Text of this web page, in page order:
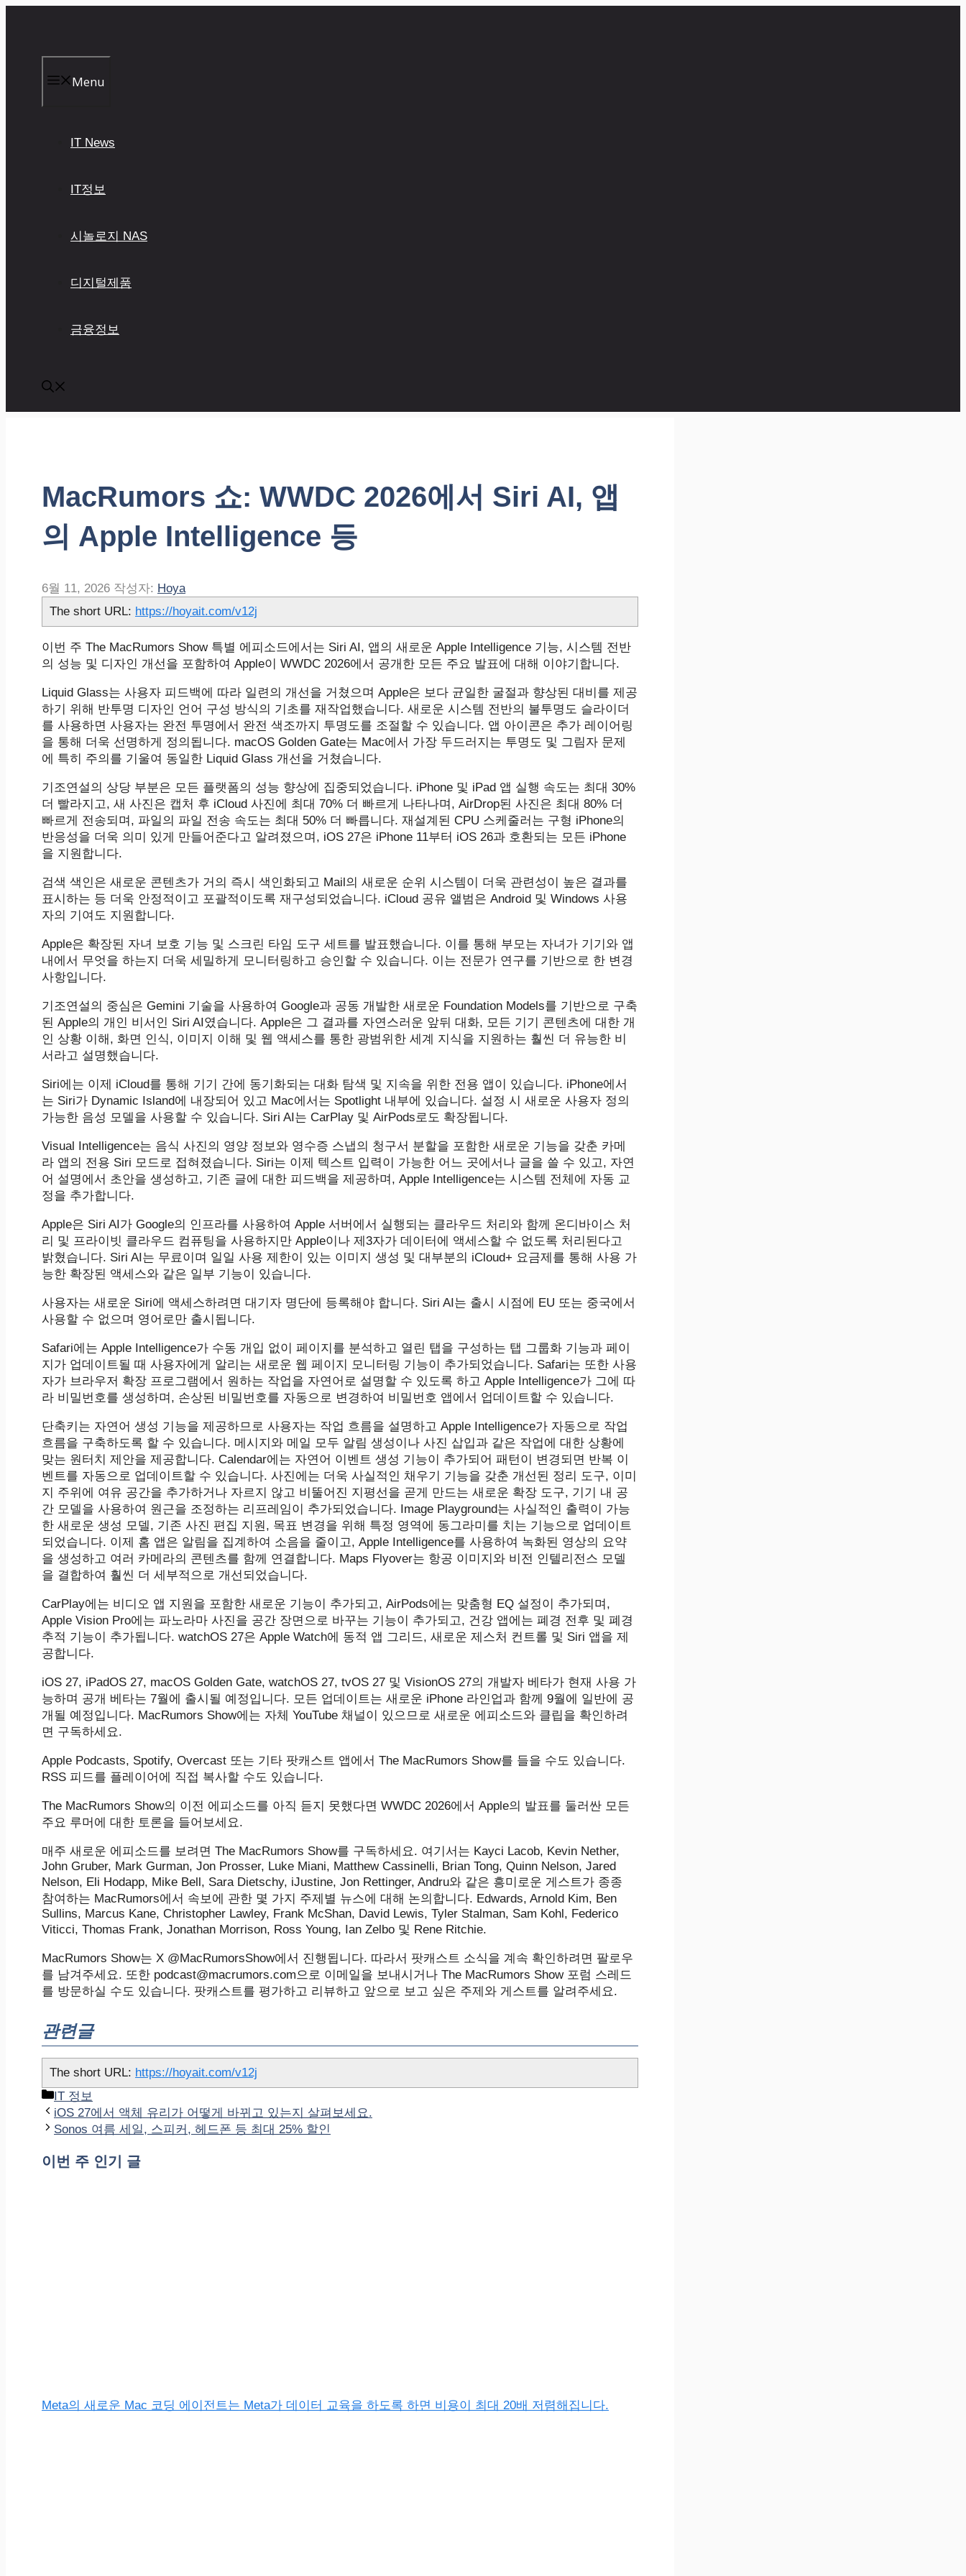
Menu
IT News
IT정보
시놀로지 NAS
디지털제품
금융정보
MacRumors 쇼: WWDC 2026에서 Siri AI, 앱
의 Apple Intelligence 등
6월 11, 2026 작성자: Hoya
The short URL: https://hoyait.com/v12j
이번 주 The MacRumors Show 특별 에피소드에서는 Siri AI, 앱의 새로운 Apple Intelligence 기능, 시스템 전반
의 성능 및 디자인 개선을 포함하여 Apple이 WWDC 2026에서 공개한 모든 주요 발표에 대해 이야기합니다.
Liquid Glass는 사용자 피드백에 따라 일련의 개선을 거쳤으며 Apple은 보다 균일한 굴절과 향상된 대비를 제공
하기 위해 반투명 디자인 언어 구성 방식의 기초를 재작업했습니다. 새로운 시스템 전반의 불투명도 슬라이더
를 사용하면 사용자는 완전 투명에서 완전 색조까지 투명도를 조절할 수 있습니다. 앱 아이콘은 추가 레이어링
을 통해 더욱 선명하게 정의됩니다. macOS Golden Gate는 Mac에서 가장 두드러지는 투명도 및 그림자 문제
에 특히 주의를 기울여 동일한 Liquid Glass 개선을 거쳤습니다.
기조연설의 상당 부분은 모든 플랫폼의 성능 향상에 집중되었습니다. iPhone 및 iPad 앱 실행 속도는 최대 30%
더 빨라지고, 새 사진은 캡처 후 iCloud 사진에 최대 70% 더 빠르게 나타나며, AirDrop된 사진은 최대 80% 더
빠르게 전송되며, 파일의 파일 전송 속도는 최대 50% 더 빠릅니다. 재설계된 CPU 스케줄러는 구형 iPhone의
반응성을 더욱 의미 있게 만들어준다고 알려졌으며, iOS 27은 iPhone 11부터 iOS 26과 호환되는 모든 iPhone
을 지원합니다.
검색 색인은 새로운 콘텐츠가 거의 즉시 색인화되고 Mail의 새로운 순위 시스템이 더욱 관련성이 높은 결과를
표시하는 등 더욱 안정적이고 포괄적이도록 재구성되었습니다. iCloud 공유 앨범은 Android 및 Windows 사용
자의 기여도 지원합니다.
Apple은 확장된 자녀 보호 기능 및 스크린 타임 도구 세트를 발표했습니다. 이를 통해 부모는 자녀가 기기와 앱
내에서 무엇을 하는지 더욱 세밀하게 모니터링하고 승인할 수 있습니다. 이는 전문가 연구를 기반으로 한 변경
사항입니다.
기조연설의 중심은 Gemini 기술을 사용하여 Google과 공동 개발한 새로운 Foundation Models를 기반으로 구축
된 Apple의 개인 비서인 Siri AI였습니다. Apple은 그 결과를 자연스러운 앞뒤 대화, 모든 기기 콘텐츠에 대한 개
인 상황 이해, 화면 인식, 이미지 이해 및 웹 액세스를 통한 광범위한 세계 지식을 지원하는 훨씬 더 유능한 비
서라고 설명했습니다.
‌Siri‌에는 이제 ‌iCloud‌를 통해 기기 간에 동기화되는 대화 탐색 및 지속을 위한 전용 앱이 있습니다. iPhone에서
는 ‌Siri‌가 Dynamic Island에 내장되어 있고 Mac에서는 Spotlight 내부에 있습니다. 설정 시 새로운 사용자 정의
가능한 음성 모델을 사용할 수 있습니다. ‌Siri‌ AI는 CarPlay 및 AirPods로도 확장됩니다.
Visual Intelligence는 음식 사진의 영양 정보와 영수증 스냅의 청구서 분할을 포함한 새로운 기능을 갖춘 카메
라 앱의 전용 ‌Siri‌ 모드로 접혀졌습니다. ‌Siri‌는 이제 텍스트 입력이 가능한 어느 곳에서나 글을 쓸 수 있고, 자연
어 설명에서 초안을 생성하고, 기존 글에 대한 피드백을 제공하며, ‌Apple Intelligence‌는 시스템 전체에 자동 교
정을 추가합니다.
Apple은 ‌Siri‌ AI가 Google의 인프라를 사용하여 Apple 서버에서 실행되는 클라우드 처리와 함께 온디바이스 처
리 및 프라이빗 클라우드 컴퓨팅을 사용하지만 Apple이나 제3자가 데이터에 액세스할 수 없도록 처리된다고
밝혔습니다. ‌Siri‌ AI는 무료이며 일일 사용 제한이 있는 이미지 생성 및 대부분의 iCloud‌+ 요금제를 통해 사용 가
능한 확장된 액세스와 같은 일부 기능이 있습니다.
사용자는 새로운 Siri에 액세스하려면 대기자 명단에 등록해야 합니다. ‌Siri‌ AI는 출시 시점에 EU 또는 중국에서
사용할 수 없으며 영어로만 출시됩니다.
Safari에는 ‌Apple Intelligence‌가 수동 개입 없이 페이지를 분석하고 열린 탭을 구성하는 탭 그룹화 기능과 페이
지가 업데이트될 때 사용자에게 알리는 새로운 웹 페이지 모니터링 기능이 추가되었습니다. Safari는 또한 사용
자가 브라우저 확장 프로그램에서 원하는 작업을 자연어로 설명할 수 있도록 하고 Apple Intelligence가 그에 따
라 비밀번호를 생성하며, 손상된 비밀번호를 자동으로 변경하여 비밀번호 앱에서 업데이트할 수 있습니다.
단축키는 자연어 생성 기능을 제공하므로 사용자는 작업 흐름을 설명하고 ‌Apple Intelligence‌가 자동으로 작업
흐름을 구축하도록 할 수 있습니다. 메시지와 메일 모두 알림 생성이나 사진 삽입과 같은 작업에 대한 상황에
맞는 원터치 제안을 제공합니다. Calendar에는 자연어 이벤트 생성 기능이 추가되어 패턴이 변경되면 반복 이
벤트를 자동으로 업데이트할 수 있습니다. 사진에는 ​​더욱 사실적인 채우기 기능을 갖춘 개선된 정리 도구, 이미
지 주위에 여유 공간을 추가하거나 자르지 않고 비뚤어진 지평선을 곧게 만드는 새로운 확장 도구, 기기 내 공
간 모델을 사용하여 원근을 조정하는 리프레임이 추가되었습니다. Image Playground는 사실적인 출력이 가능
한 새로운 생성 모델, 기존 사진 편집 지원, 목표 변경을 위해 특정 영역에 동그라미를 치는 기능으로 업데이트
되었습니다. 이제 홈 앱은 알림을 집계하여 소음을 줄이고, Apple Intelligence를 사용하여 녹화된 영상의 요약
을 생성하고 여러 카메라의 콘텐츠를 함께 연결합니다. Maps Flyover는 항공 이미지와 비전 인텔리전스 모델
을 결합하여 훨씬 더 세부적으로 개선되었습니다.
CarPlay에는 비디오 앱 지원을 포함한 새로운 기능이 추가되고, AirPods에는 맞춤형 EQ 설정이 추가되며,
Apple Vision Pro에는 파노라마 사진을 공간 장면으로 바꾸는 기능이 추가되고, 건강 앱에는 폐경 전후 및 폐경
추적 기능이 추가됩니다. watchOS 27은 Apple Watch에 동적 앱 그리드, 새로운 제스처 컨트롤 및 Siri 앱을 제
공합니다.
iOS 27, iPadOS 27, macOS Golden Gate, watchOS 27, tvOS 27 및 VisionOS 27의 개발자 베타가 현재 사용 가
능하며 공개 베타는 7월에 출시될 예정입니다. 모든 업데이트는 새로운 iPhone 라인업과 함께 9월에 일반에 공
개될 예정입니다. MacRumors Show에는 자체 YouTube 채널이 있으므로 새로운 에피소드와 클립을 확인하려
면 구독하세요.
Apple Podcasts, Spotify, Overcast 또는 기타 팟캐스트 앱에서 ‌The MacRumors Show‌를 들을 수도 있습니다.
RSS 피드를 플레이어에 직접 복사할 수도 있습니다.
The MacRumors Show의 이전 에피소드를 아직 듣지 못했다면 WWDC 2026에서 Apple의 발표를 둘러싼 모든
주요 루머에 대한 토론을 들어보세요.
매주 새로운 에피소드를 보려면 ‌The MacRumors Show‌를 구독하세요. 여기서는 Kayci Lacob, Kevin Nether,
John Gruber, Mark Gurman, Jon Prosser, Luke Miani, Matthew Cassinelli, Brian Tong, Quinn Nelson, Jared
Nelson, Eli Hodapp, Mike Bell, Sara Dietschy, iJustine, Jon Rettinger, Andru와 같은 흥미로운 게스트가 종종
참여하는 MacRumors에서 속보에 관한 몇 가지 주제별 뉴스에 대해 논의합니다. Edwards, Arnold Kim, Ben
Sullins, Marcus Kane, Christopher Lawley, Frank McShan, David Lewis, Tyler Stalman, Sam Kohl, Federico
Viticci, Thomas Frank, Jonathan Morrison, Ross Young, Ian Zelbo 및 Rene Ritchie.
‌MacRumors Show‌는 X @MacRumorsShow에서 진행됩니다. 따라서 팟캐스트 소식을 계속 확인하려면 팔로우
를 남겨주세요. 또한 podcast@macrumors.com으로 이메일을 보내시거나 The MacRumors Show 포럼 스레드
를 방문하실 수도 있습니다. 팟캐스트를 평가하고 리뷰하고 앞으로 보고 싶은 주제와 게스트를 알려주세요.
관련글
The short URL: https://hoyait.com/v12j
카
테
고
IT 정보
iOS 27에서 액체 유리가 어떻게 바뀌고 있는지 살펴보세요.
Sonos 여름 세일, 스피커, 헤드폰 등 최대 25% 할인
이번 주 인기 글
Meta의 새로운 Mac 코딩 에이전트는 Meta가 데이터 교육을 하도록 하면 비용이 최대 20배 저렴해집니다.